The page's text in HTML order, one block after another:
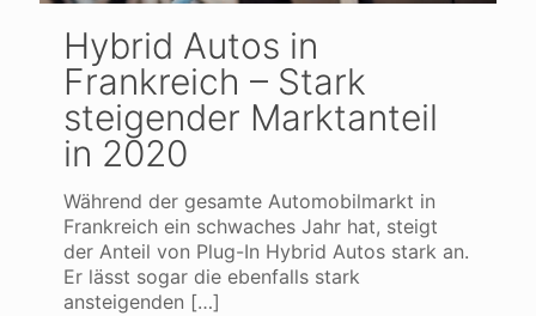
Hybrid Autos in
Frankreich – Stark
steigender Marktanteil
in 2020
Während der gesamte Automobilmarkt in
Frankreich ein schwaches Jahr hat, steigt
der Anteil von Plug-In Hybrid Autos stark an.
Er lässt sogar die ebenfalls stark
ansteigenden […]